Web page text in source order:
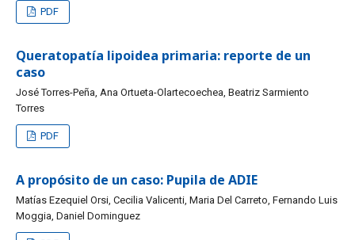
PDF
Queratopatía lipoidea primaria: reporte de un
caso
José Torres-Peña, Ana Ortueta-Olartecoechea, Beatriz Sarmiento
Torres
PDF
A propósito de un caso: Pupila de ADIE
Matías Ezequiel Orsi, Cecilia Valicenti, Maria Del Carreto, Fernando Luis
Moggia, Daniel Dominguez